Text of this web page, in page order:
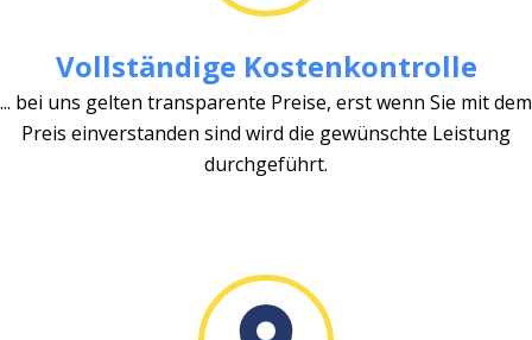
Vollständige Kostenkontrolle
... bei uns gelten transparente Preise, erst wenn Sie mit dem
Preis einverstanden sind wird die gewünschte Leistung
durchgeführt.